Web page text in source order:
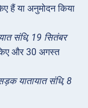
हैं या अनुमोदन किया
संधि, 19 सितंबर
और 30 अगस्त
यातायात संधि, 8